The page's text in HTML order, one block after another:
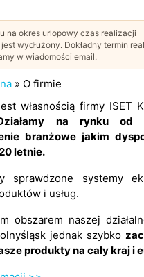
na okres urlopowy czas realizacji
wydłużony. Dokładny termin
w wiadomości email.
» O firmie
własnością firmy ISET
na rynku od
branżowe jakim
letnie.
sprawdzone systemy
i usług.
obszarem naszej
jednak szybko
produkty na cały kraj i